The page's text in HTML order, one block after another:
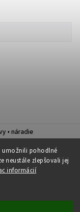
umožnili pohodlné
neustále zlepšovali jej
informácií
• náradie